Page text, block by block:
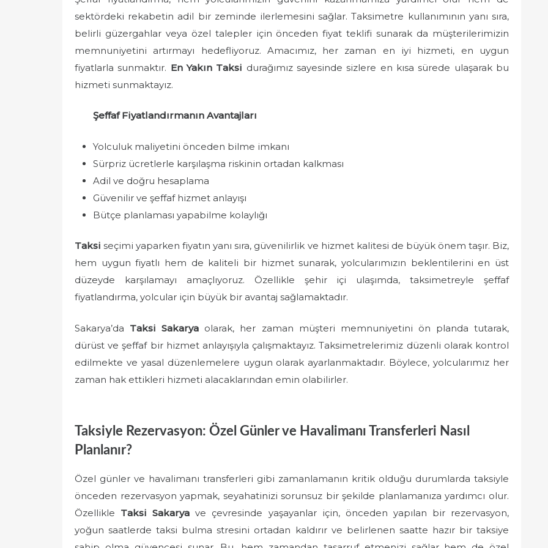
sektördeki rekabetin adil bir zeminde ilerlemesini sağlar. Taksimetre kullanımının yanı sıra,
belirli güzergahlar veya özel talepler için önceden fiyat teklifi sunarak da müşterilerimizin
memnuniyetini artırmayı hedefliyoruz. Amacımız, her zaman en iyi hizmeti, en uygun
fiyatlarla sunmaktır. En Yakın Taksi durağımız sayesinde sizlere en kısa sürede ulaşarak bu
hizmeti sunmaktayız.
Şeffaf Fiyatlandırmanın Avantajları
Yolculuk maliyetini önceden bilme imkanı
Sürpriz ücretlerle karşılaşma riskinin ortadan kalkması
Adil ve doğru hesaplama
Güvenilir ve şeffaf hizmet anlayışı
Bütçe planlaması yapabilme kolaylığı
Taksi seçimi yaparken fiyatın yanı sıra, güvenilirlik ve hizmet kalitesi de büyük önem taşır. Biz,
hem uygun fiyatlı hem de kaliteli bir hizmet sunarak, yolcularımızın beklentilerini en üst
düzeyde karşılamayı amaçlıyoruz. Özellikle şehir içi ulaşımda, taksimetreyle şeffaf
fiyatlandırma, yolcular için büyük bir avantaj sağlamaktadır.
Sakarya’da Taksi Sakarya olarak, her zaman müşteri memnuniyetini ön planda tutarak,
dürüst ve şeffaf bir hizmet anlayışıyla çalışmaktayız. Taksimetrelerimiz düzenli olarak kontrol
edilmekte ve yasal düzenlemelere uygun olarak ayarlanmaktadır. Böylece, yolcularımız her
zaman hak ettikleri hizmeti alacaklarından emin olabilirler.
Taksiyle Rezervasyon: Özel Günler ve Havalimanı Transferleri Nasıl
Planlanır?
Özel günler ve havalimanı transferleri gibi zamanlamanın kritik olduğu durumlarda taksiyle
önceden rezervasyon yapmak, seyahatinizi sorunsuz bir şekilde planlamanıza yardımcı olur.
Özellikle Taksi Sakarya ve çevresinde yaşayanlar için, önceden yapılan bir rezervasyon,
yoğun saatlerde taksi bulma stresini ortadan kaldırır ve belirlenen saatte hazır bir taksiye